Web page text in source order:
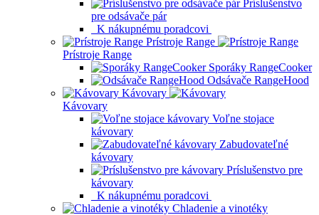
Príslušenstvo
pre odsávače pár
K nákupnému poradcovi
Prístroje Range
Prístroje Range
Sporáky RangeCooker
Odsávače RangeHood
Kávovary
Kávovary
Voľne stojace
kávovary
Zabudovateľné
kávovary
Príslušenstvo pre
kávovary
K nákupnému poradcovi
Chladenie a vinotéky